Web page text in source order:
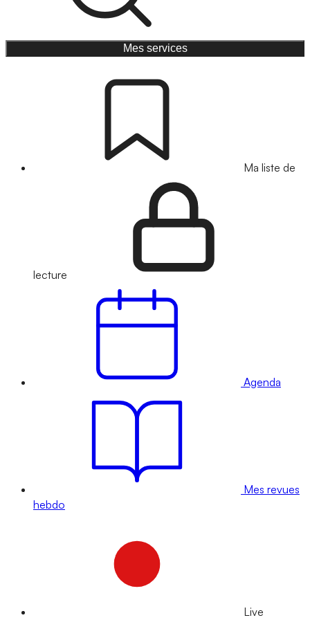
Mes services
Ma liste de
lecture
Agenda
Mes revues
hebdo
Live